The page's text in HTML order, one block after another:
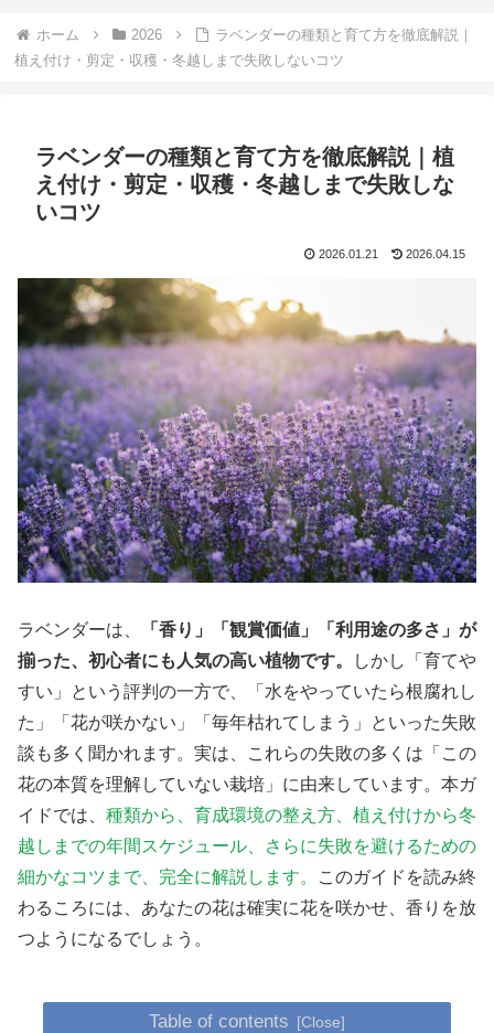
ホーム 2026
ラベンダーの種類と育て方を徹底解説｜
植え付け・剪定・収穫・冬越しまで失敗しないコツ
ラベンダーの種類と育て方を徹底解説｜植
え付け・剪定・収穫・冬越しまで失敗しな
いコツ
2026.01.21 2026.04.15
ラベンダーは、
「香り」「観賞価値」「利用途の多さ」が
揃った、初心者にも人気の高い植物です。
しかし「育てや
すい」という評判の一方で、「水をやっていたら根腐れし
た」「花が咲かない」「毎年枯れてしまう」といった失敗
談も多く聞かれます。実は、これらの失敗の多くは「この
花の本質を理解していない栽培」に由来しています。本ガ
イドでは、 種類から、育成環境の整え方、植え付けから冬
越しまでの年間スケジュール、さらに失敗を避けるための
細かなコツまで、完全に解説します。
このガイドを読み終
わるころには、あなたの花は確実に花を咲かせ、香りを放
つようになるでしょう。
Table of contents